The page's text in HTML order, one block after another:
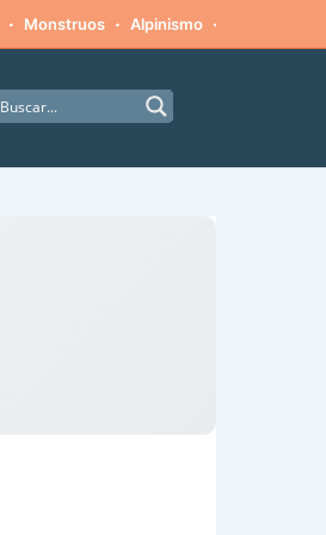
· Monstruos · Alpinismo ·